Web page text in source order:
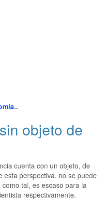
..
sin objeto de
cuenta con un objeto, de
esta perspectiva, no se puede
tal, es escaso para la
respectivamente.